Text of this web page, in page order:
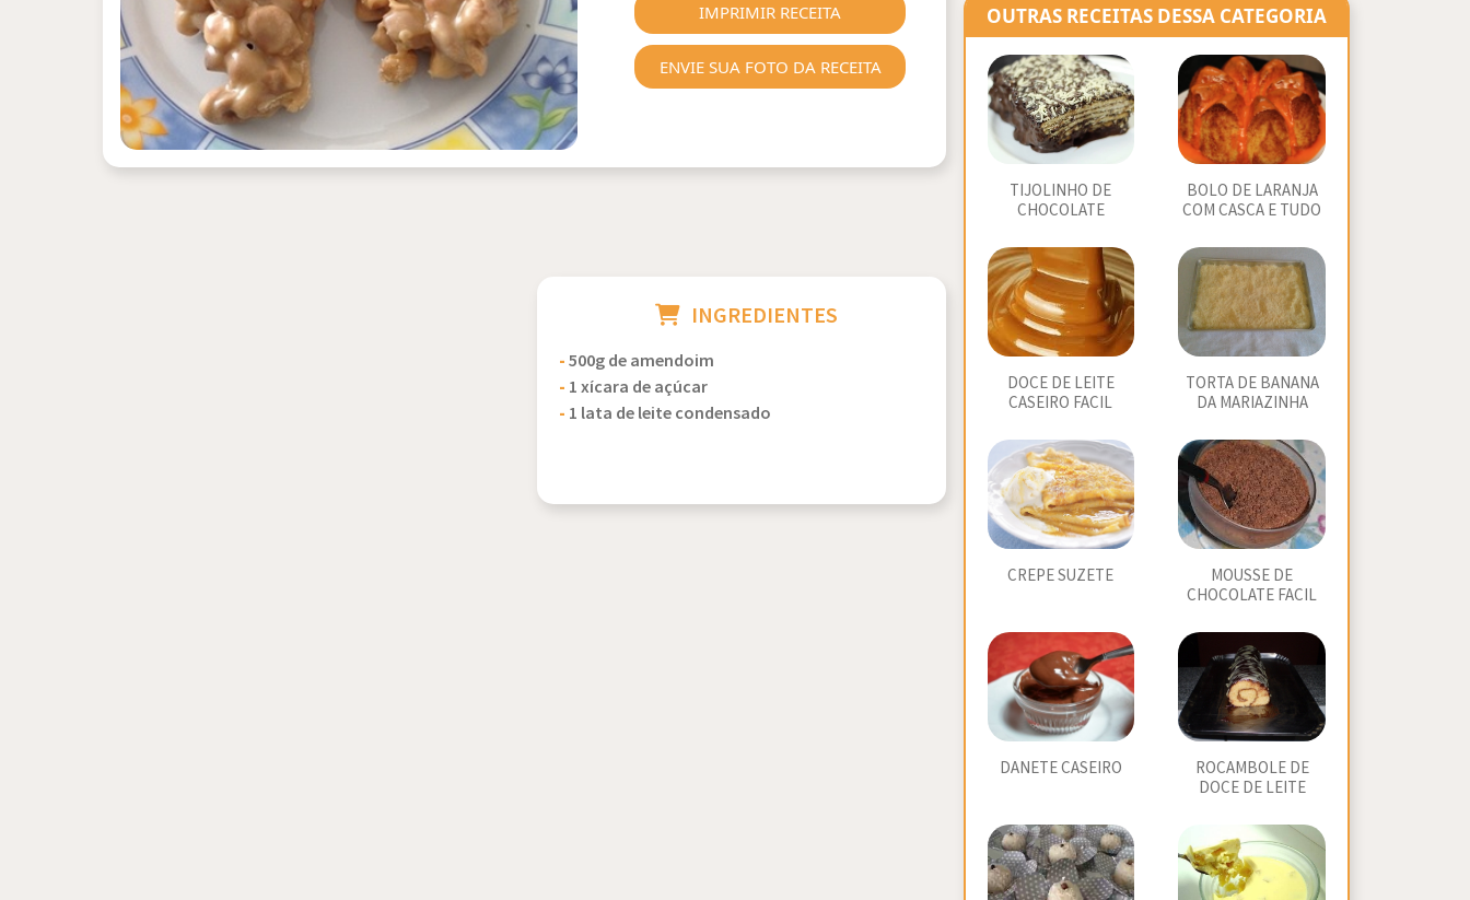
IMPRIMIR RECEITA
ENVIE SUA FOTO DA RECEITA
INGREDIENTES
-500g de amendoim
- 1 xícara de açúcar
- 1 lata de leite condensado
OUTRAS RECEITAS DESSA CATEGORIA
TIJOLINHO DE
CHOCOLATE
BOLO DE LARANJA
COM CASCA E TUDO
DOCE DE LEITE
CASEIRO FACIL
TORTA DE BANANA
DA MARIAZINHA
CREPE SUZETE
MOUSSE DE
CHOCOLATE FACIL
DANETE CASEIRO
ROCAMBOLE DE
DOCE DE LEITE